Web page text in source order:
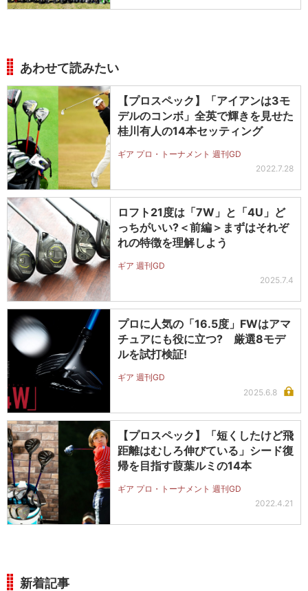
あわせて読みたい
【プロスペック】「アイアンは3モ
デルのコンボ」全英で輝きを見せた
桂川有人の14本セッティング
ギア プロ・トーナメント 週刊GD
2022.7.28
ロフト21度は「7W」と「4U」ど
っちがいい?＜前編＞まずはそれぞ
れの特徴を理解しよう
ギア 週刊GD
2025.7.4
プロに人気の「16.5度」FWはアマ
チュアにも役に立つ? 厳選8モデ
ルを試打検証!
ギア 週刊GD
2025.6.8
【プロスペック】「短くしたけど飛
距離はむしろ伸びている」シード復
帰を目指す葭葉ルミの14本
ギア プロ・トーナメント 週刊GD
2022.4.21
新着記事